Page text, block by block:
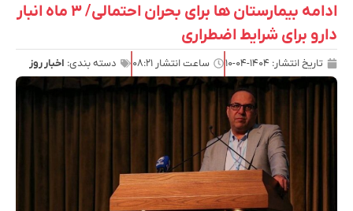
ادامه بیمارستان ها برای بحران احتمالی/ ۳ ماه انبار
دارو برای شرایط اضطراری
تاریخ انتشار: ۱۴۰۴-۰۴-۱۰ ساعت انتشار ۰۸:۲۱ دسته بندی: اخبار روز